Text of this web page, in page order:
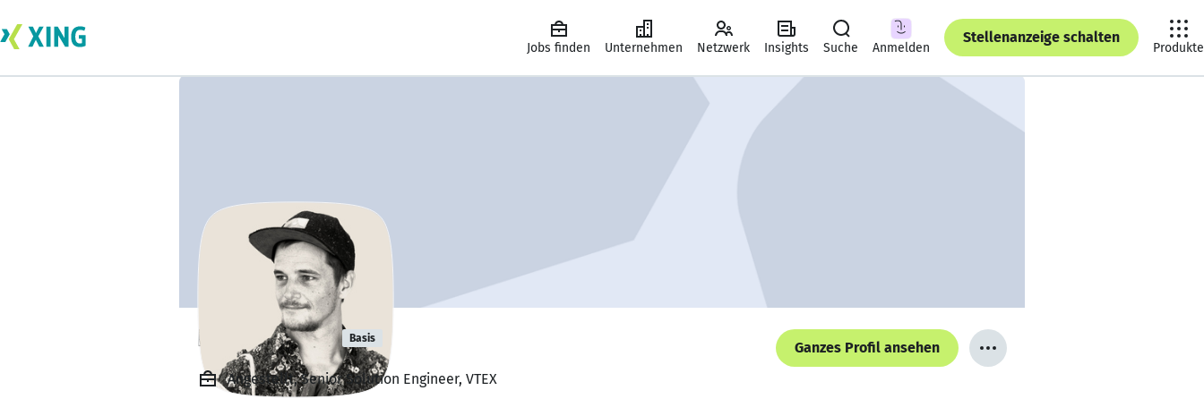
Jobs finden Unternehmen Netzwerk Insights Suche Anmelden
Stellenanzeige schalten
Produkte
Kai Brockelt Basis
Ganzes Profil ansehen
Angestellt, Senior Solution Engineer, VTEX